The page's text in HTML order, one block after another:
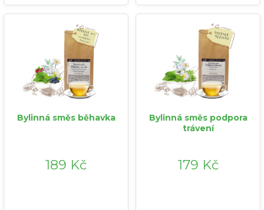
Bylinná směs běhavka
189 Kč
Bylinná směs podpora
trávení
179 Kč